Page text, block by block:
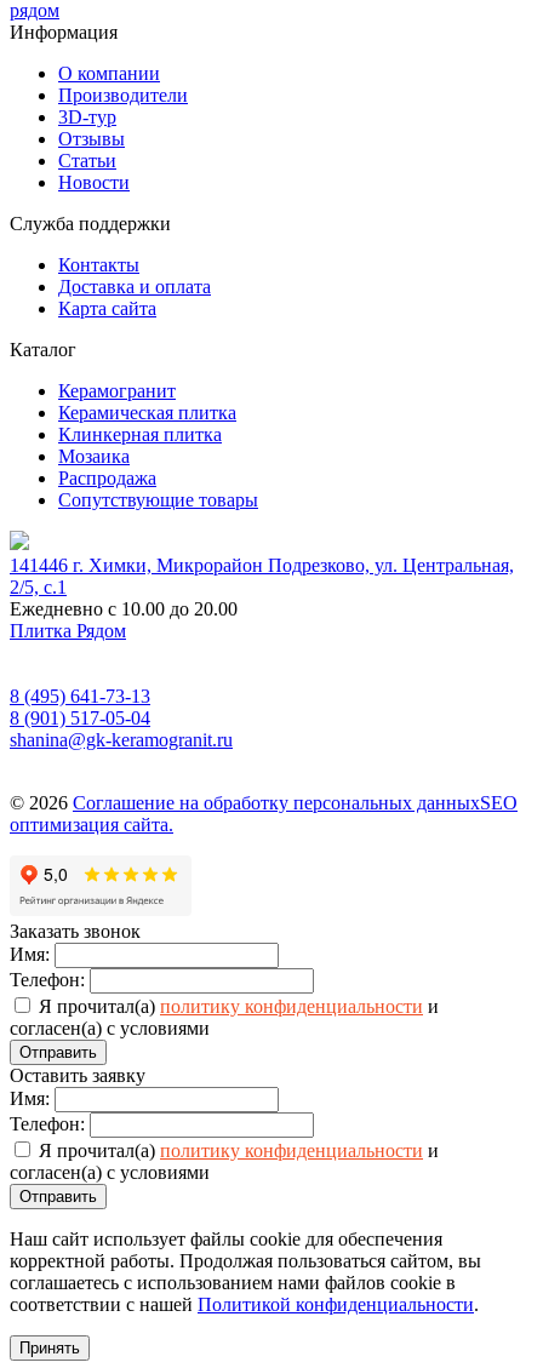
рядом
Информация
О компании
Производители
3D-тур
Отзывы
Статьи
Новости
Служба поддержки
Контакты
Доставка и оплата
Карта сайта
Каталог
Керамогранит
Керамическая плитка
Клинкерная плитка
Мозаика
Распродажа
Сопутствующие товары
141446 г. Химки, Микрорайон Подрезково, ул. Центральная,
2/5, c.1
Ежедневно с 10.00 до 20.00
Плитка Рядом
8 (495) 641-73-13
8 (901) 517-05-04
shanina@gk-keramogranit.ru
© 2026 Соглашение на обработку персональных данныхSEO
оптимизация сайта.
Заказать звонок
Имя:
Телефон:
Я прочитал(а) политику конфиденциальности и
согласен(а) с условиями
Отправить
Оставить заявку
Имя:
Телефон:
Я прочитал(а) политику конфиденциальности и
согласен(а) с условиями
Отправить
Наш сайт использует файлы cookie для обеспечения
корректной работы. Продолжая пользоваться сайтом, вы
соглашаетесь с использованием нами файлов cookie в
соответствии с нашей Политикой конфиденциальности.
Принять